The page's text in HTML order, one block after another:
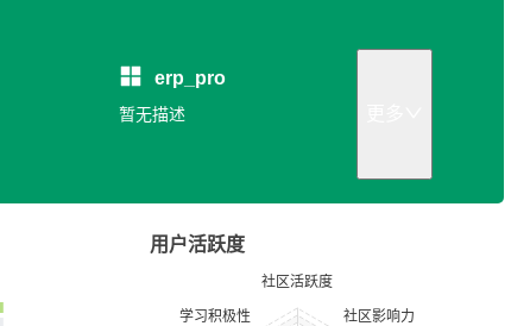
erp_pro
暂无描述
用户活跃度